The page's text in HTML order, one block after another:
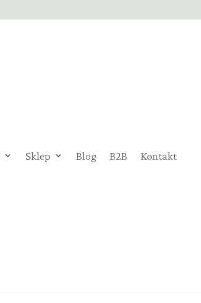
Sklep Blog B2B Kontakt